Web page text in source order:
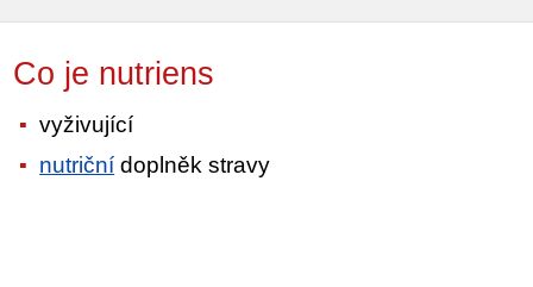
Co je nutriens
vyživující
nutriční doplněk stravy